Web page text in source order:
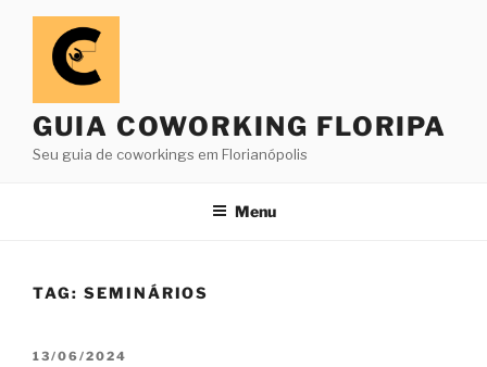
Pular
conteúdo
GUIA COWORKING FLORIPA
Seu guia de coworkings em Florianópolis
Menu
TAG: SEMINÁRIOS
PUBLICADO
13/06/2024